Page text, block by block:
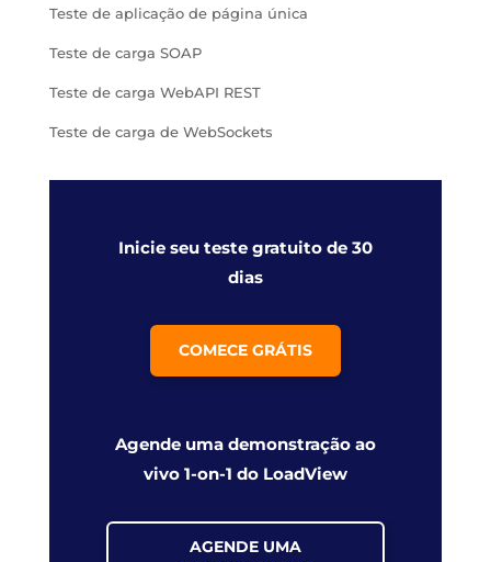
Teste de aplicação de página única
Teste de carga SOAP
Teste de carga WebAPI REST
Teste de carga de WebSockets
Inicie seu teste gratuito de 30
dias
COMECE GRÁTIS
Agende uma demonstração ao
vivo 1-on-1 do LoadView
AGENDE UMA